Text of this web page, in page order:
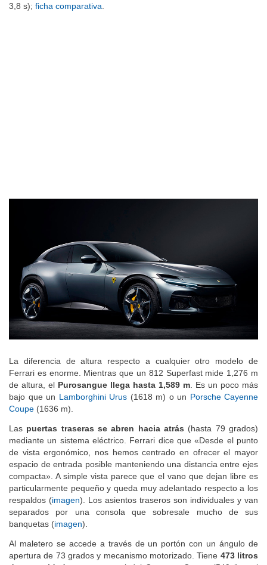
3,8 s); ficha comparativa
La diferencia de altura respecto a cualquier otro modelo de
Ferrari es enorme. Mientras que un 812 Superfast mide 1,276 m
de altura, el Purosangue llega hasta 1,589 m . Es un poco más
bajo que un Lamborghini Urus (1618 m) o un Porsche Cayenne
Coupe (1636 m).
Las puertas traseras se abren hacia atrás (hasta 79 grados)
mediante un sistema eléctrico. Ferrari dice que «Desde el punto
de vista ergonómico, nos hemos centrado en ofrecer el mayor
espacio de entrada posible manteniendo una distancia entre ejes
compacta». A simple vista parece que el vano que dejan libre es
particularmente pequeño y queda muy adelantado respecto a los
respaldos (imagen). Los asientos traseros son individuales y van
separados por una consola que sobresale mucho de sus
banquetas (imagen).
Al maletero se accede a través de un portón con un ángulo de
apertura de 73 grados y mecanismo motorizado. Tiene 473 litros